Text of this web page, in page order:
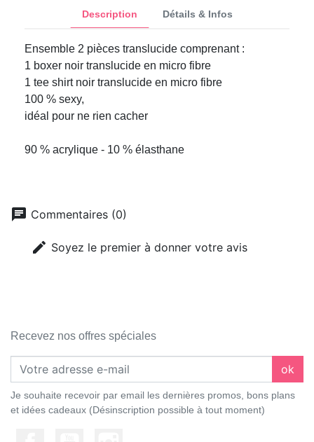
Description Détails & Infos
Ensemble 2 pièces translucide comprenant :
1 boxer noir translucide en micro fibre
1 tee shirt noir translucide en micro fibre
100 % sexy,
idéal pour ne rien cacher
90 % acrylique - 10 % élasthane
chat Commentaires (0)
edit Soyez le premier à donner votre avis
Recevez nos offres spéciales
ok
Je souhaite recevoir par email les dernières promos, bons plans
et idées cadeaux (Désinscription possible à tout moment)